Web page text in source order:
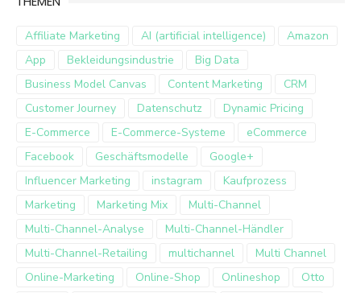
Affiliate Marketing AI (artificial intelligence)
Amazon
App
Bekleidungsindustrie
Big Data
Business Model Canvas
Content Marketing
CRM
Customer Journey
Datenschutz
Dynamic Pricing
E-Commerce
E-Commerce-Systeme
eCommerce
Facebook
Geschäftsmodelle
Google+
Influencer Marketing
instagram
Kaufprozess
Marketing
Marketing Mix
Multi-Channel
Multi-Channel-Analyse
Multi-Channel-Händler
Multi-Channel-Retailing
multichannel
Multi Channel
Online-Marketing
Online-Shop Onlineshop
Otto